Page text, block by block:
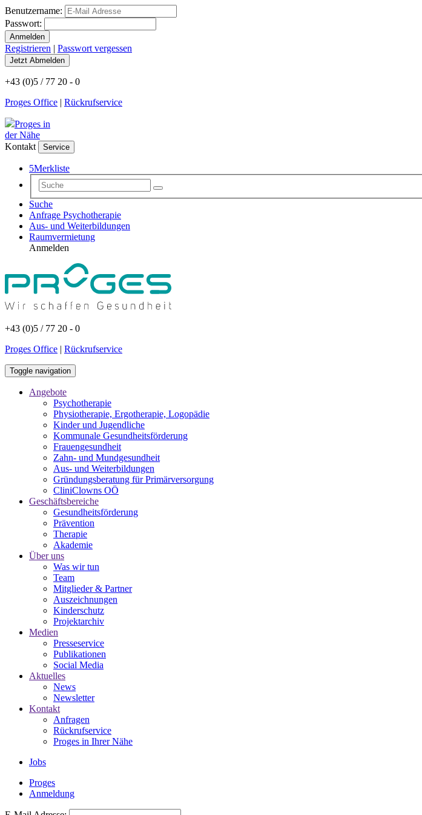
Benutzername:
Passwort:
Registrieren | Passwort vergessen
+43 (0)5 / 77 20 - 0
Proges Office | Rückrufservice
Proges in
der Nähe
Kontakt
Service
5Merkliste
Suche
Anfrage Psychotherapie
Aus- und Weiterbildungen
Raumvermietung
Anmelden
+43 (0)5 / 77 20 - 0
Proges Office | Rückrufservice
Toggle navigation
Angebote
Psychotherapie
Physiotherapie, Ergotherapie, Logopädie
Kinder und Jugendliche
Kommunale Gesundheitsförderung
Frauengesundheit
Zahn- und Mundgesundheit
Aus- und Weiterbildungen
Gründungsberatung für Primärversorgung
CliniClowns OÖ
Geschäftsbereiche
Gesundheitsförderung
Prävention
Therapie
Akademie
Über uns
Was wir tun
Team
Mitglieder & Partner
Auszeichnungen
Kinderschutz
Projektarchiv
Medien
Presseservice
Publikationen
Social Media
Aktuelles
News
Newsletter
Kontakt
Anfragen
Rückrufservice
Proges in Ihrer Nähe
Jobs
Proges
Anmeldung